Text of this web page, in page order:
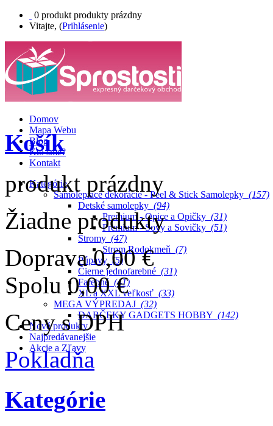
0 produkt produkty prázdny
Vitajte, (Prihlásenie)
Domov
Mapa Webu
Blog
Kto sme?
Kontakt
Kategórie
Samolepiace dekorácie - Peel & Stick Samolepky (157)
Detské samolepky (94)
Premium - Opice a Opičky (31)
Premium - Sovy a Sovičky (51)
Stromy (47)
Strom Rodokmeň (7)
Púpavy (5)
Čierne jednofarebné (31)
Farebné (41)
XL a XXL veľkosť (33)
MEGA VÝPREDAJ (32)
DARČEKY GADGETS HOBBY (142)
Nové produkty
Najpredávanejšie
Akcie a Zľavy
Košík
produkt prázdny
Žiadne produkty
Doprava 0,00 €
Spolu 0,00 €
Ceny s DPH
Pokladňa
Kategórie